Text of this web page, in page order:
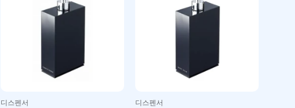
디스펜서 디스펜서